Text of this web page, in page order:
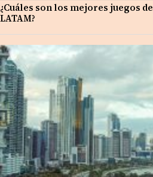
¿Cuáles son los mejores juegos
LATAM?